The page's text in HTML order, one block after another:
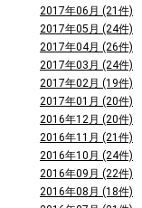
2017年06月 (21件)
2017年05月 (24件)
2017年04月 (26件)
2017年03月 (24件)
2017年02月 (19件)
2017年01月 (20件)
2016年12月 (20件)
2016年11月 (21件)
2016年10月 (24件)
2016年09月 (22件)
2016年08月 (18件)